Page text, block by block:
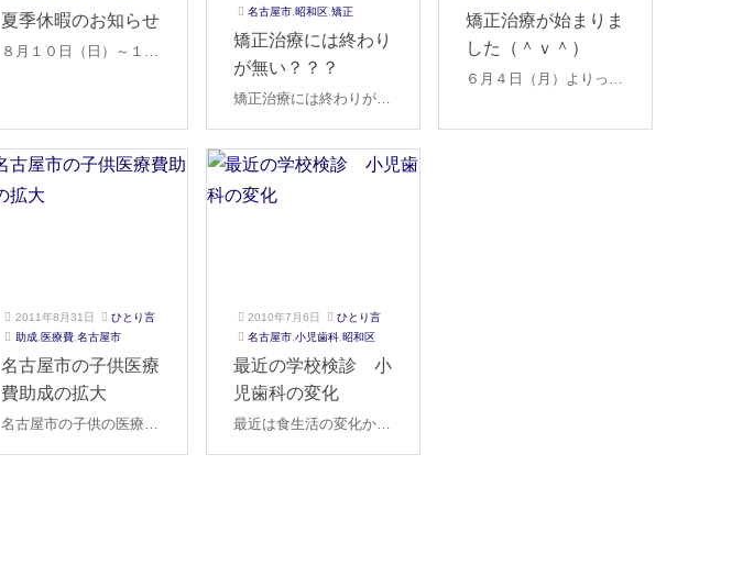
2
9
日
そ
夏季休暇のお知らせ
８月１０日（日）～１７
常診療となります。 よ
ろしくお願いいたしま
す。 休日歯科診療所の
ご案内です
名古屋市,昭和区,矯正2
2
年
月
1
ご
き
そ
科
矯正治療には終わり
が無い？？？
矯正治療には終わりがな
ょうか？？
0
2
1
き
そ
矯正治療が始まりま
した（＾ｖ＾）
６月４日（月）よりっ矯
を始めました。元松田矯
2011年8月31日
ひとり言
助成,医療費,名古屋市2
0
2
年
月
ご
き
そ
科
名古屋市の子供医療
費助成の拡大
名古屋市の子供の医療費
2010年7月6日
ひとり言
名古屋市,小児歯科,昭和区2
月
ご
き
そ
最近の学校検診 小
児歯科の変化
最近は食生活の変化から